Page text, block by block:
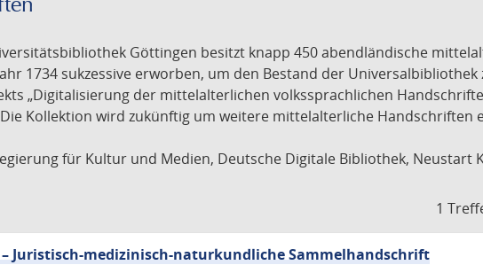
Göttingen besitzt knapp 450 abendländische
1734 sukzessive erworben, um den Bestand der
„Digitalisierung der mittelalterlichen volkssprachlichen
Kollektion wird zukünftig um weitere mittelalterliche Handschriften
für Kultur und Medien, Deutsche Digitale Bibliothek, Neustart
1
– Juristisch-medizinisch-naturkundliche Sammelhandschrift